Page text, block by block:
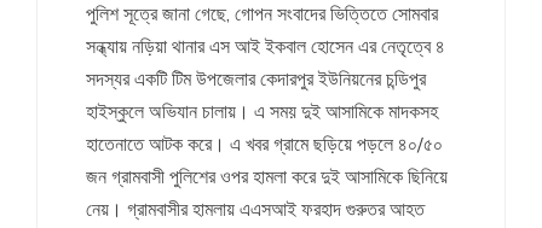
পুলিশ সূত্রে জানা গেছে, গোপন সংবাদের ভিত্তিতে সোমবার
সন্ধ্যায় নড়িয়া থানার এস আই ইকবাল হোসেন এর নেতৃত্বে ৪
সদস্যর একটি টিম উপজেলার কেদারপুর ইউনিয়নের চন্ডিপুর
হাইস্কুলে অভিযান চালায়। এ সময় দুই আসামিকে মাদকসহ
হাতেনাতে আটক করে। এ খবর গ্রামে ছড়িয়ে পড়লে ৪০/৫০
জন গ্রামবাসী পুলিশের ওপর হামলা করে দুই আসামিকে ছিনিয়ে
নেয়। গ্রামবাসীর হামলায় এএসআই ফরহাদ গুরুতর আহত